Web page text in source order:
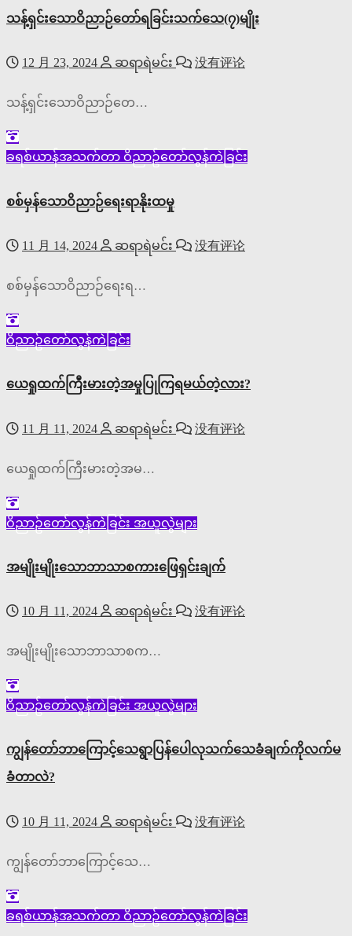
သန့်ရှင်းသောဝိညာဉ်တော်ရခြင်းသက်သေ(၇)မျိုး
12 月 23, 2024 ဆရာရဲမင်း 没有评论
သန့်ရှင်းသောဝိညာဉ်တေ…
ခရစ်ယာန်အသက်တာ ဝိညာဥ်တော်လွန်ကဲခြင်း
စစ်မှန်သောဝိညာဉ်ရေးရာနိုးထမှု
11 月 14, 2024 ဆရာရဲမင်း 没有评论
စစ်မှန်သောဝိညာဉ်ရေးရ…
ဝိညာဥ်တော်လွန်ကဲခြင်း
ယေရှုထက်ကြီးမားတဲ့အမှုပြုကြရမယ်တဲ့လား?
11 月 11, 2024 ဆရာရဲမင်း 没有评论
ယေရှုထက်ကြီးမားတဲ့အမ…
ဝိညာဥ်တော်လွန်ကဲခြင်း အယူလွဲများ
အမျိုးမျိုးသောဘာသာစကားဖြေရှင်းချက်
10 月 11, 2024 ဆရာရဲမင်း 没有评论
အမျိုးမျိုးသောဘာသာစက…
ဝိညာဥ်တော်လွန်ကဲခြင်း အယူလွဲများ
ကျွန်တော်ဘာကြောင့်သေရွာပြန်ပေါလုသက်သေခံချက်ကိုလက်မ
ခံတာလဲ?
10 月 11, 2024 ဆရာရဲမင်း 没有评论
ကျွန်တော်ဘာကြောင့်သေ…
ခရစ်ယာန်အသက်တာ ဝိညာဥ်တော်လွန်ကဲခြင်း